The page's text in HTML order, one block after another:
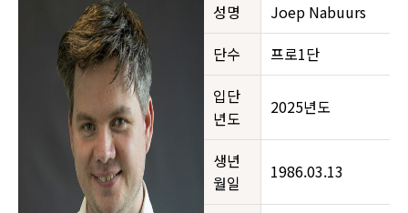
성명
Joep Nabuurs
단수
프로1단
입단
년도
2025년도
생년
월일
1986.03.13